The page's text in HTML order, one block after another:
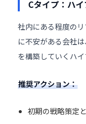
Cタイプ：ハ
社内にある程度の
に不安がある会社
を構築していくハイ
推奨アクション：
初期の戦略策定